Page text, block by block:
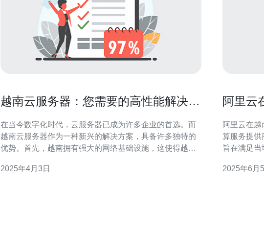
越南云服务器：您需要的高性能解决方
在当今数字化时代，云服务器已成为许多企业的首选。而
越南云服务器作为一种新兴的解决方案，具备许多独特的
优势。首先，越南拥有强大的网络基础设施，这使得越南
数据中心采用先进的技术，拥有高性能的硬件设备，能够
2025年4月3日
阿里云
阿里云在越南推出
算服务提供
旨在满足当地
速、更可靠
2025年6月